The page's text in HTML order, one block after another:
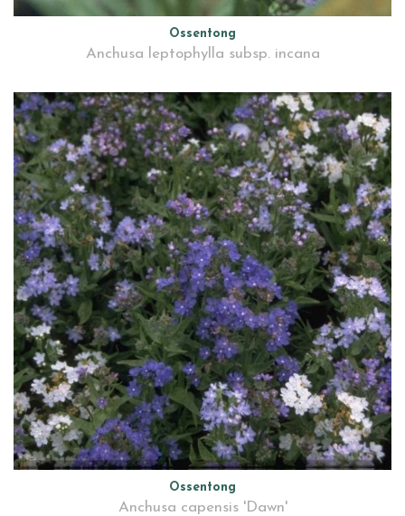
Ossentong
Anchusa leptophylla subsp. incana
Ossentong
Anchusa capensis 'Dawn'